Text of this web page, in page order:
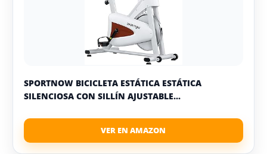
SPORTNOW BICICLETA ESTÁTICA ESTÁTICA
SILENCIOSA CON SILLÍN AJUSTABLE...